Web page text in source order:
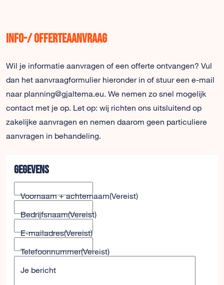
Info-/ offerteaanvraag
Wil je informatie aanvragen of een offerte ontvangen? Vul
dan het aanvraagformulier hieronder in of stuur een e-mail
naar planning@gjaltema.eu. We nemen zo snel mogelijk
contact met je op. Let op: wij richten ons uitsluitend op
zakelijke aanvragen en nemen daarom geen particuliere
aanvragen in behandeling.
Gegevens
Voornaam + achternaam(Vereist)
Bedrijfsnaam(Vereist)
E-mailadres(Vereist)
Telefoonnummer(Vereist)
Je bericht